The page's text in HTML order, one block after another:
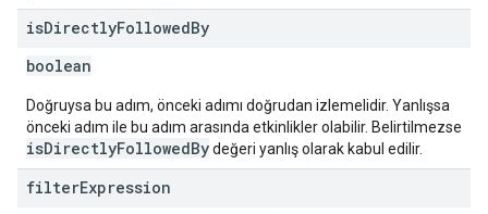
isDirectlyFollowedBy
boolean
Doğruysa bu adım, önceki adımı doğrudan izlemelidir. Yanlışsa
önceki adım ile bu adım arasında etkinlikler olabilir. Belirtilmezse
isDirectlyFollowedBydeğeri yanlış olarak kabul edilir.
filterExpression